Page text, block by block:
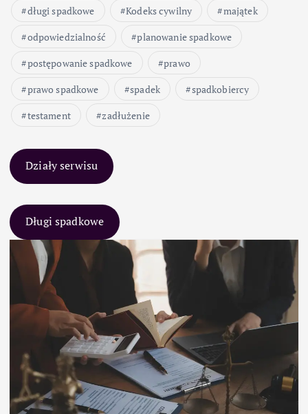
długi spadkowe
Kodeks cywilny
majątek
odpowiedzialność
planowanie spadkowe
postępowanie spadkowe
prawo
prawo spadkowe
spadek
spadkobiercy
testament
zadłużenie
Działy serwisu
Długi spadkowe